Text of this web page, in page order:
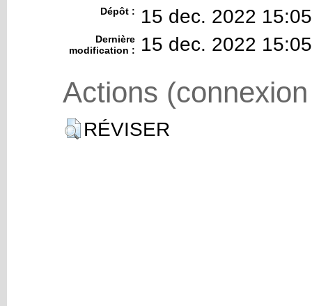
Dépôt : 15 dec. 2022 15:05
Dernière
modification :
15 dec. 2022 15:05
Actions
RÉVISER